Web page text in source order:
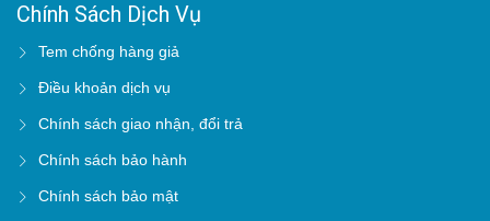
Chính Sách Dịch Vụ
Tem chống hàng giả
Điều khoản dịch vụ
Chính sách giao nhận, đổi trả
Chính sách bảo hành
Chính sách bảo mật